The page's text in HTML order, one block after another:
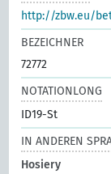
http://zbw.eu/
BEZEICHNER
72772
NOTATIONLONG
ID19-St
IN ANDEREN
Hosiery